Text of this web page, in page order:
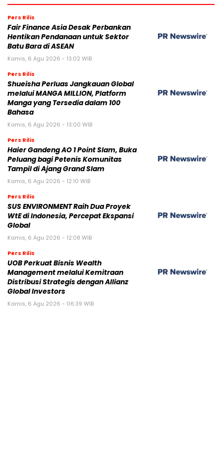
Pers Rilis
Fair Finance Asia Desak Perbankan
Hentikan Pendanaan untuk Sektor
Batu Bara di ASEAN
Kamis, 6 Agu 2026 - 13:02 WIB
Pers Rilis
Shueisha Perluas Jangkauan Global
melalui MANGA MILLION, Platform
Manga yang Tersedia dalam 100
Bahasa
Kamis, 6 Agu 2026 - 13:00 WIB
Pers Rilis
Haier Gandeng AO 1 Point Slam, Buka
Peluang bagi Petenis Komunitas
Tampil di Ajang Grand Slam
Kamis, 6 Agu 2026 - 12:10 WIB
Pers Rilis
SUS ENVIRONMENT Raih Dua Proyek
WtE di Indonesia, Percepat Ekspansi
Global
Kamis, 6 Agu 2026 - 12:08 WIB
Pers Rilis
UOB Perkuat Bisnis Wealth
Management melalui Kemitraan
Distribusi Strategis dengan Allianz
Global Investors
Kamis, 6 Agu 2026 - 06:39 WIB